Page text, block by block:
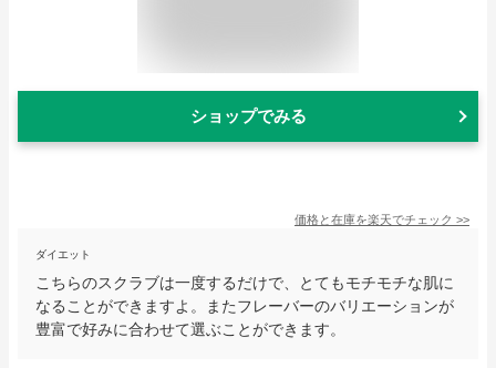
ショップでみる
価格と在庫を楽天でチェック >>
ダイエット
こちらのスクラブは一度するだけで、とてもモチモチな肌に
なることができますよ。またフレーバーのバリエーションが
豊富で好みに合わせて選ぶことができます。